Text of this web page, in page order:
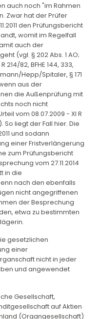
auch noch "im Rahmen
Zwar hat der Prüfer
den Prüfungsbericht
womit im Regelfall
auch der
(vgl. § 202 Abs. 1 AO;
214/82, BFHE 144, 333,
Hepp/Spitaler, § 171
aus der
die Außenprüfung mit
noch nicht
vom 08.07.2009 - XI R
So liegt der Fall hier. Die
und sodann
einer Fristverlängerung
zum Prüfungsbericht
vom 27.11.2014
in die
nach den ebenfalls
nicht angegriffenen
der Besprechung
etwa zu bestimmten
gesetzlichen
einer
nicht in jeder
und angewendet
Gesellschaft,
auf Aktien
(Organgesellschaft)